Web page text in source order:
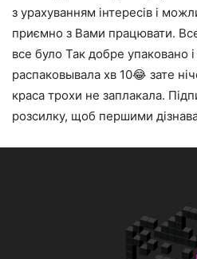
з урахуванням інтересів і
приємно з Вами працювати.
все було Так добре упаковано
распаковывала хв 10😂 зате
краса трохи не заплакала.
розсилку, щоб першими